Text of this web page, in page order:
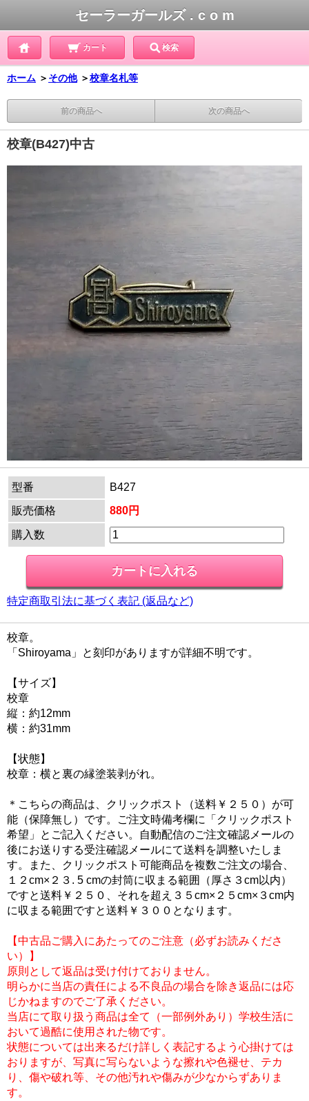
セーラーガールズ . c o m
カート 検索
ホーム ＞ その他 ＞校章名札等
前の商品へ 次の商品へ
校章(B427)中古
型番
B427
販売価格
880円
購入数
特定商取引法に基づく表記 (返品など)
校章。
「Shiroyama」と刻印がありますが詳細不明です。
【サイズ】
校章
縦：約12mm
横：約31mm
【状態】
校章：横と裏の縁塗装剥がれ。
＊こちらの商品は、クリックポスト（送料￥２５０）が可
能（保障無し）です。ご注文時備考欄に「クリックポスト
希望」とご記入ください。自動配信のご注文確認メールの
後にお送りする受注確認メールにて送料を調整いたしま
す。また、クリックポスト可能商品を複数ご注文の場合、
１２cm×２３. 5 cmの封筒に収まる範囲（厚さ３cm以内）
ですと送料￥２５０、それを超え３５cm×２５cm×３cm内
に収まる範囲ですと送料￥３００となります。
【中古品ご購入にあたってのご注意（必ずお読みくださ
い）】
原則として返品は受け付けておりません。
明らかに当店の責任による不良品の場合を除き返品には応
じかねますのでご了承ください。
当店にて取り扱う商品は全て（一部例外あり）学校生活に
おいて過酷に使用された物です。
状態については出来るだけ詳しく表記するよう心掛けては
おりますが、写真に写らないような擦れや色褪せ、テカ
り、傷や破れ等、その他汚れや傷みが少なからずありま
す。